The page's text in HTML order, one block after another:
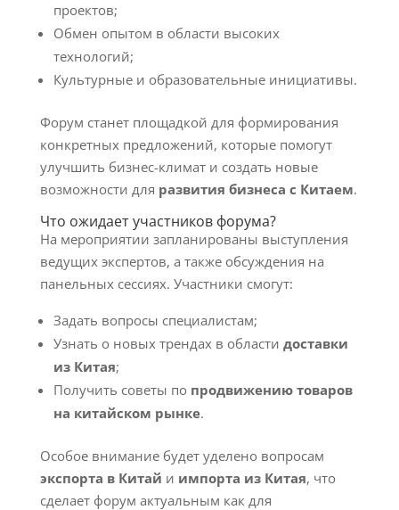
проектов;
Обмен опытом в области высоких
технологий;
Культурные и образовательные инициативы.
Форум станет площадкой для формирования
конкретных предложений, которые помогут
улучшить бизнес-климат и создать новые
возможности для развития бизнеса с Китаем.
Что ожидает участников форума?
На мероприятии запланированы выступления
ведущих экспертов, а также обсуждения на
панельных сессиях. Участники смогут:
Задать вопросы специалистам;
Узнать о новых трендах в области доставки
из Китая;
Получить советы по продвижению товаров
на китайском рынке.
Особое внимание будет уделено вопросам
экспорта в Китай и импорта из Китая, что
сделает форум актуальным как для